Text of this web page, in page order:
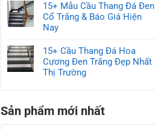
15+ Mẫu Cầu Thang Đá Đen
Cổ Trắng & Báo Giá Hiện
Nay
15+ Cầu Thang Đá Hoa
Cương Đen Trắng Đẹp Nhất
Thị Trường
Sản phẩm mới nhất